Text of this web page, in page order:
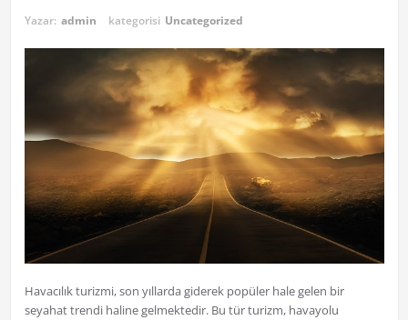
Yazar: admin kategorisi Uncategorized
Havacılık turizmi, son yıllarda giderek popüler hale gelen bir
seyahat trendi haline gelmektedir. Bu tür turizm, havayolu